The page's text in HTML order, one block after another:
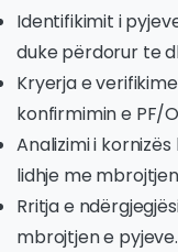
Identifikimit i
duke përdorur te
Kryerja e
konfirmimin e PF/
Analizimi i
lidhje me
Rritja e
mbrojtjen e pyjeve.